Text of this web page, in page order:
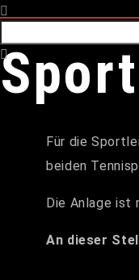
Für die
beiden
Die Anlage ist
An dieser